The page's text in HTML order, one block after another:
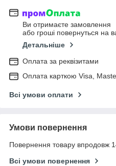
Ви отримаєте замовлення
або гроші повернуться на
Детальніше
Оплата за реквізитами
Оплата карткою Visa,
Всі умови оплати
Умови повернення
Повернення товару впродовж
Всі умови повернення